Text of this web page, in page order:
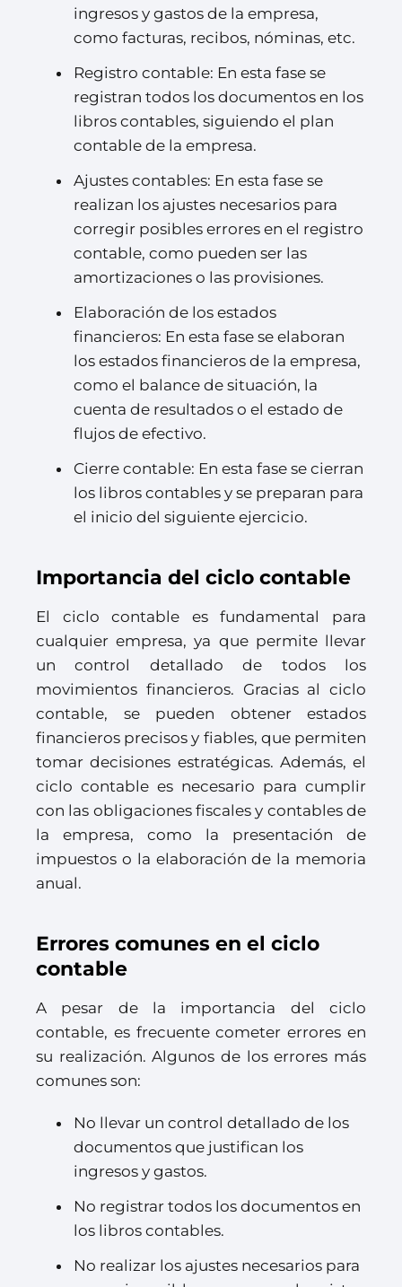
ingresos y gastos de la empresa,
como facturas, recibos, nóminas, etc.
Registro contable: En esta fase se
registran todos los documentos en los
libros contables, siguiendo el plan
contable de la empresa.
Ajustes contables: En esta fase se
realizan los ajustes necesarios para
corregir posibles errores en el registro
contable, como pueden ser las
amortizaciones o las provisiones.
Elaboración de los estados
financieros: En esta fase se elaboran
los estados financieros de la empresa,
como el balance de situación, la
cuenta de resultados o el estado de
flujos de efectivo.
Cierre contable: En esta fase se cierran
los libros contables y se preparan para
el inicio del siguiente ejercicio.
Importancia del ciclo contable
El ciclo contable es fundamental para
cualquier empresa, ya que permite llevar
un control detallado de todos los
movimientos financieros. Gracias al ciclo
contable, se pueden obtener estados
financieros precisos y fiables, que permiten
tomar decisiones estratégicas. Además, el
ciclo contable es necesario para cumplir
con las obligaciones fiscales y contables de
la empresa, como la presentación de
impuestos o la elaboración de la memoria
anual.
Errores comunes en el ciclo
contable
A pesar de la importancia del ciclo
contable, es frecuente cometer errores en
su realización. Algunos de los errores más
comunes son:
No llevar un control detallado de los
documentos que justifican los
ingresos y gastos.
No registrar todos los documentos en
los libros contables.
No realizar los ajustes necesarios para